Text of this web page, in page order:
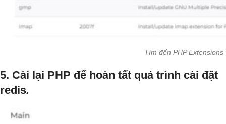
Tìm đến PHP
5. Cài lại PHP để hoàn tất quá trình cài đặt
redis.